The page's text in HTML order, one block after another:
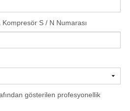
S / N Numarası
gösterilen profesyonellik